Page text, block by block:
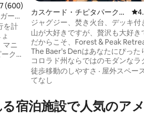
ー600件、5つ星中4.97つ星の平均評価
(600)
ーデ
を計
マニ
ク
まで⇛
カスケード・チピタパークの
ログハウス
レ
ジャグジー、焚き火台、デッキ付
ライベートマウンテンホーム
山が大好きですが、贅沢も大好き
だからこそ、Forest & Peak
The Baer's Denはあなたにぴった
コロラド州ならではのモダンなラ
アリーと山の神秘性が融合した、
空間です。雑誌に載せるのにふさ
っと恋に落ちることでしょう。近
トレイルがあり、地元の人気スポ
徒歩移動のしやすさ · 屋外スペー
てなし
宿泊施設で人気のア